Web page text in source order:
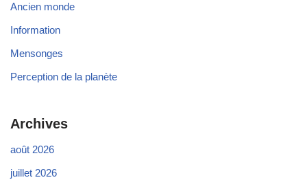
Ancien monde
Information
Mensonges
Perception de la planète
Archives
août 2026
juillet 2026